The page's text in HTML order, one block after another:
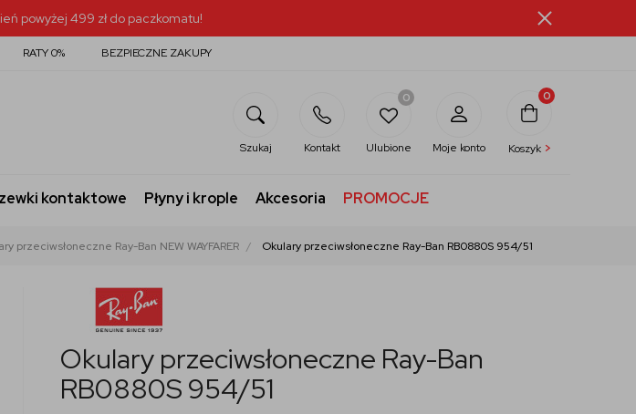
powyżej 499 zł do paczkomatu!
RATY 0% BEZPIECZNE ZAKUPY
Szukaj Kontakt
0
Ulubione Moje konto
0
Koszyk >
kontaktowe Płyny i krople Akcesoria PROMOCJE
przeciwsłoneczne Ray-Ban NEW WAYFARER Okulary przeciwsłoneczne Ray-Ban RB0880S 954/51
Okulary przeciwsłoneczne Ray-Ban
RB0880S 954/51